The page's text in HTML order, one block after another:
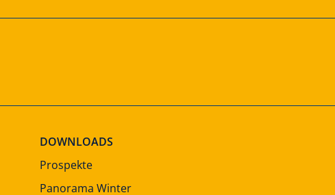
DOWNLOADS
Prospekte
Panorama Winter